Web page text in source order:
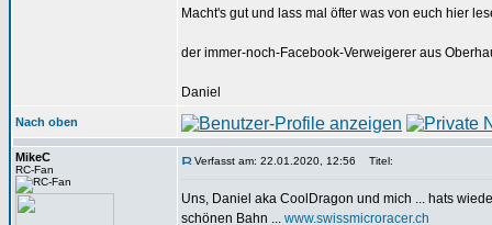
Macht's gut und lass mal öfter was von euch hier
der immer-noch-Facebook-Verweigerer aus
Daniel
Nach oben
MikeC
RC-Fan
Verfasst am: 22.01.2020, 12:56 Titel:
Uns, Daniel aka CoolDragon und mich ... hats
schönen Bahn ... www.swissmicroracer.ch